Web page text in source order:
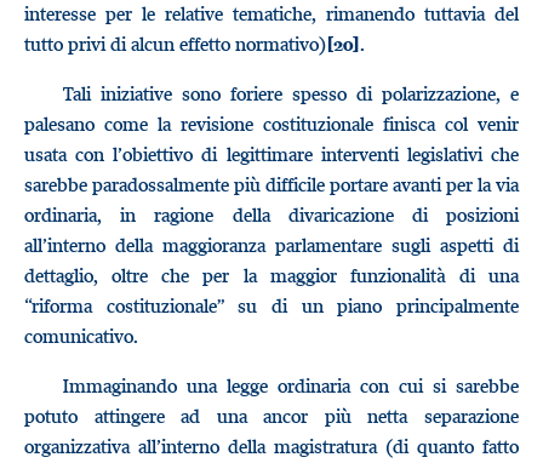
interesse per le relative tematiche, rimanendo tuttavia del
tutto privi di alcun effetto normativo)[20].
Tali iniziative sono foriere spesso di polarizzazione, e
palesano come la revisione costituzionale finisca col venir
usata con l’obiettivo di legittimare interventi legislativi che
sarebbe paradossalmente più difficile portare avanti per la via
ordinaria, in ragione della divaricazione di posizioni
all’interno della maggioranza parlamentare sugli aspetti di
dettaglio, oltre che per la maggior funzionalità di una
“riforma costituzionale” su di un piano principalmente
comunicativo.
Immaginando una legge ordinaria con cui si sarebbe
potuto attingere ad una ancor più netta separazione
organizzativa all’interno della magistratura (di quanto fatto